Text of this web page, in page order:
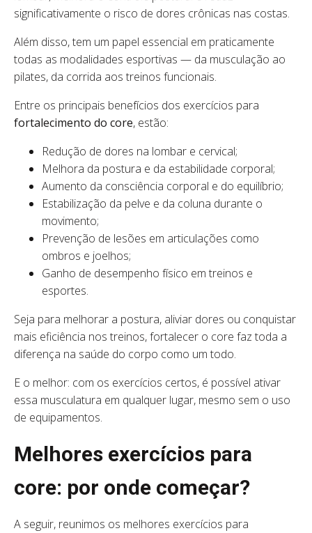
significativamente o risco de dores crônicas nas costas.
Além disso, tem um papel essencial em praticamente
todas as modalidades esportivas — da musculação ao
pilates, da corrida aos treinos funcionais.
Entre os principais benefícios dos exercícios para
fortalecimento do core, estão:
Redução de dores na lombar e cervical;
Melhora da postura e da estabilidade corporal;
Aumento da consciência corporal e do equilíbrio;
Estabilização da pelve e da coluna durante o
movimento;
Prevenção de lesões em articulações como
ombros e joelhos;
Ganho de desempenho físico em treinos e
esportes.
Seja para melhorar a postura, aliviar dores ou conquistar
mais eficiência nos treinos, fortalecer o core faz toda a
diferença na saúde do corpo como um todo.
E o melhor: com os exercícios certos, é possível ativar
essa musculatura em qualquer lugar, mesmo sem o uso
de equipamentos.
Melhores exercícios para
core: por onde começar?
A seguir, reunimos os melhores exercícios para